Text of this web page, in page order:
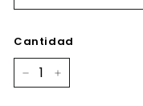
Cantidad